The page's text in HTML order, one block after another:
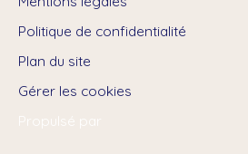
Politique de confidentialité
Plan du site
Gérer les cookies
Propulsé par